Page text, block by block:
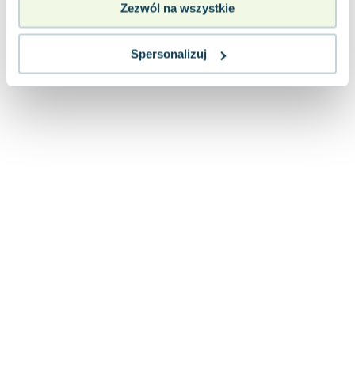
Zezwól na wszystkie
Spersonalizuj